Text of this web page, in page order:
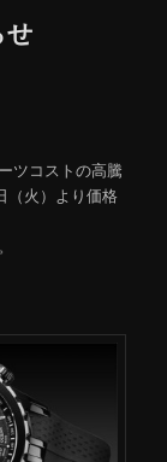
ツコストの高騰
（火）より価格